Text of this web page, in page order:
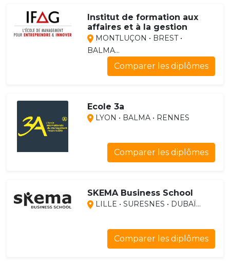
Institut de formation aux
affaires et à la gestion
MONTLUÇON • BREST •
BALMA...
Comparer les diplômes
Ecole 3a
LYON • BALMA • RENNES
Comparer les diplômes
SKEMA Business School
LILLE • SURESNES • DUBAÏ...
Comparer les diplômes